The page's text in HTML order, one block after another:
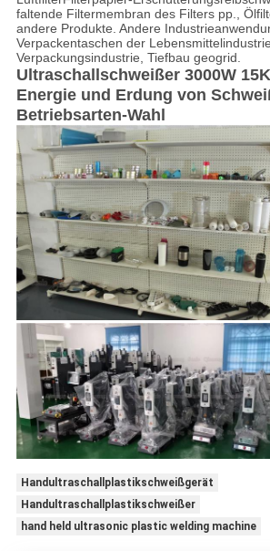
faltende Filtermembran des Filters pp.,
andere Produkte. Andere
Verpackentaschen der
Verpackungsindustrie, Tiefbau geogrid.
Ultraschallschweißer 3000W
Energie und Erdung von
Betriebsarten-Wahl
Handultraschallplastikschweißgerät
Handultraschallplastikschweißer
hand held ultrasonic plastic welding machine